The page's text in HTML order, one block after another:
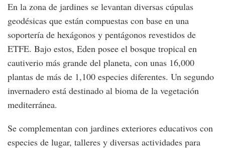
En la zona de jardines se levantan diversas cúpulas
geodésicas que están compuestas con base en una
soportería de hexágonos y pentágonos revestidos de
ETFE. Bajo estos, Eden posee el bosque tropical en
cautiverio más grande del planeta, con unas 16,000
plantas de más de 1,100 especies diferentes. Un segundo
invernadero está destinado al bioma de la vegetación
mediterránea.
Se complementan con jardines exteriores educativos con
especies de lugar, talleres y diversas actividades para